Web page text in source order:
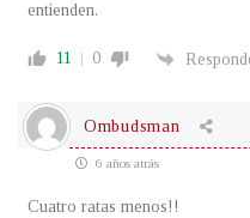
entienden.
11 0
Ombudsman
6 años atrás
Cuatro ratas menos!!